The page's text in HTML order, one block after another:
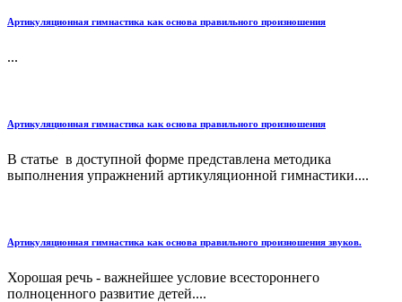
Артикуляционная гимнастика как основа правильного произношения
...
Артикуляционная гимнастика как основа правильного произношения
В статье в доступной форме представлена методика
выполнения упражнений артикуляционной гимнастики....
Артикуляционная гимнастика как основа правильного произношения звуков.
Хорошая речь - важнейшее условие всестороннего
полноценного развитие детей....